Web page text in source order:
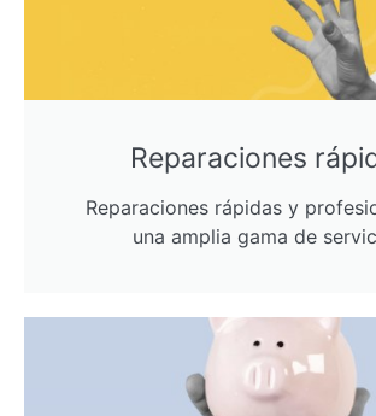
Reparaciones
Reparaciones rápidas y
una amplia gama de